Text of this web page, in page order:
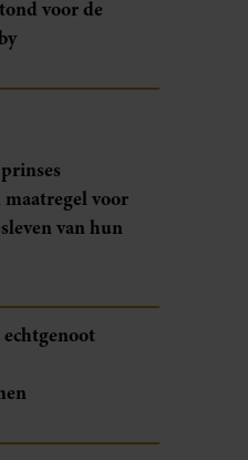
voor de
voor
van hun
echtgenoot